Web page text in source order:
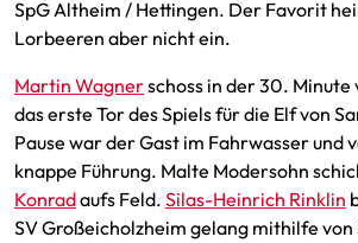
SpG Altheim / Hettingen. Der Favorit
Lorbeeren aber nicht ein.
Martin Wagnerschoss in der 30.
das erste Tor des Spiels für die Elf von
Pause war der Gast im Fahrwasser und
knappe Führung. Malte Modersohn
Konradaufs Feld. Silas-Heinrich Rinklin
SV Großeicholzheim gelang mithilfe